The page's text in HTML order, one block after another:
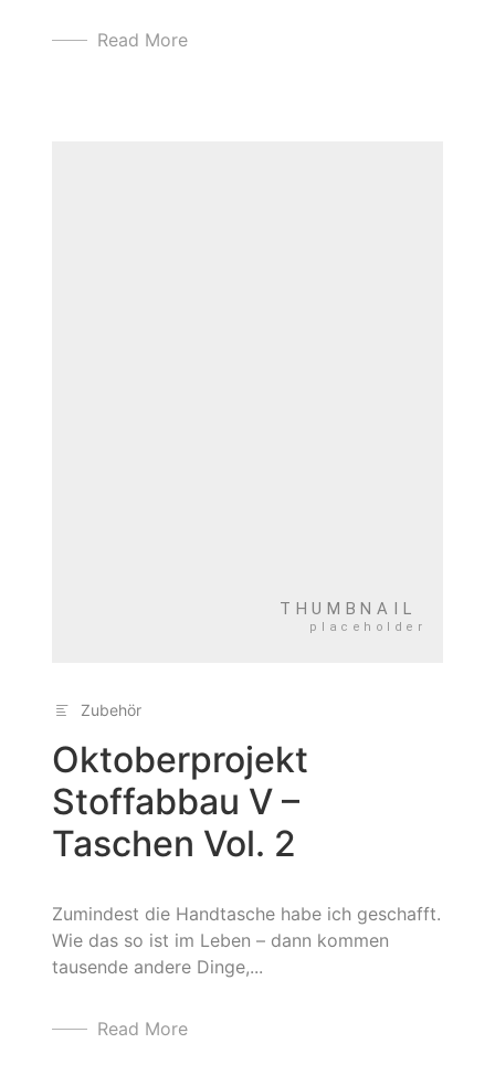
Read More
Zubehör
Oktoberprojekt
Stoffabbau V –
Taschen Vol. 2
Zumindest die Handtasche habe ich geschafft.
Wie das so ist im Leben – dann kommen
tausende andere Dinge,...
Read More